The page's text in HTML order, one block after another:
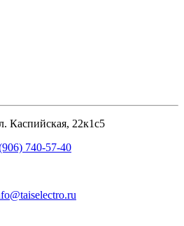
Каспийская, 22к1с5
740-57-40